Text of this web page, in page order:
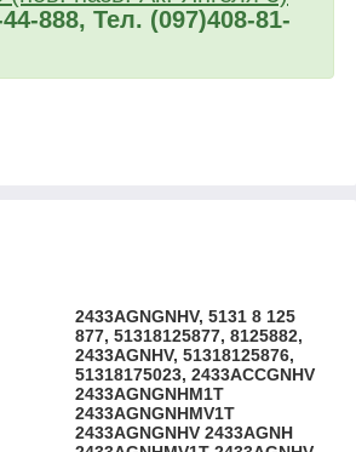
888, Тел. (097)408-81-
2433AGNGNHV, 5131 8 125
877, 51318125877, 8125882,
2433AGNHV, 51318125876,
51318175023, 2433ACCGNHV
2433AGNGNHM1T
2433AGNGNHMV1T
2433AGNGNHV 2433AGNH